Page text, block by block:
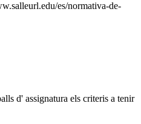
es/normativa-de-
d' assignatura els criteris a tenir